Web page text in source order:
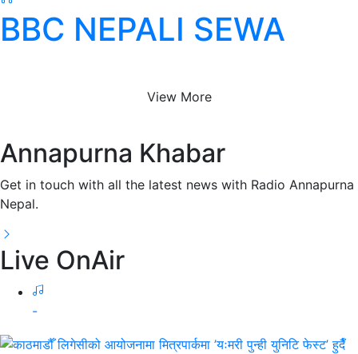
BBC NEPALI SEWA
View More
Annapurna Khabar
Get in touch with all the latest news with Radio Annapurna
Nepal.
Live OnAir
-